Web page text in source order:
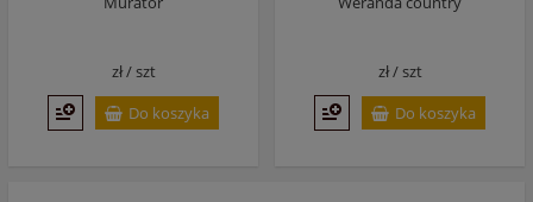
zł /szt
Do koszyka
zł /szt
Do koszyka